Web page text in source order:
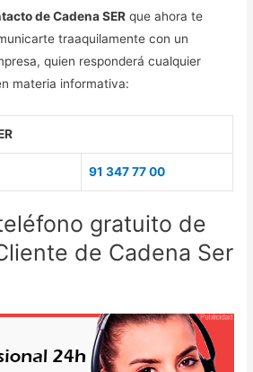
de Cadena SER que ahora te
traaquilamente con un
quien responderá cualquier
materia informativa:
91 347 77 00
gratuito de
de Cadena Ser